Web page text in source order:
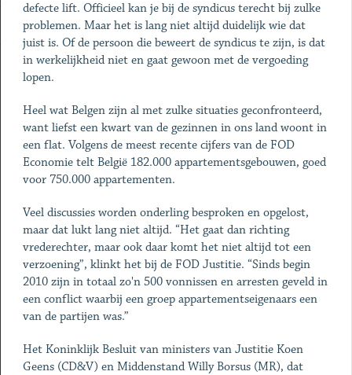
defecte lift. Officieel kan je bij de syndicus terecht bij zulke
problemen. Maar het is lang niet altijd duidelijk wie dat
juist is. Of de persoon die beweert de syndicus te zijn, is dat
in werkelijkheid niet en gaat gewoon met de vergoeding
lopen.
Heel wat Belgen zijn al met zulke ­situaties geconfronteerd,
want liefst een kwart van de gezinnen in ons land woont in
een flat. Volgens de meest recente cijfers van de FOD
Economie telt België 182.000 appartementsgebouwen, goed
voor 750.000 appartementen.
Veel discussies worden onderling besproken en opgelost,
maar dat lukt lang niet altijd. “Het gaat dan richting
vrederechter, maar ook daar komt het niet altijd tot een
verzoening”, klinkt het bij de FOD Justitie. “Sinds begin
2010 zijn in totaal zo'n 500 vonnissen en arresten geveld in
een conflict waarbij een groep appartementseigenaars een
van de partijen was.”
Het Koninklijk Besluit van ministers van Justitie Koen
Geens (CD&V) en Middenstand Willy Borsus (MR), dat